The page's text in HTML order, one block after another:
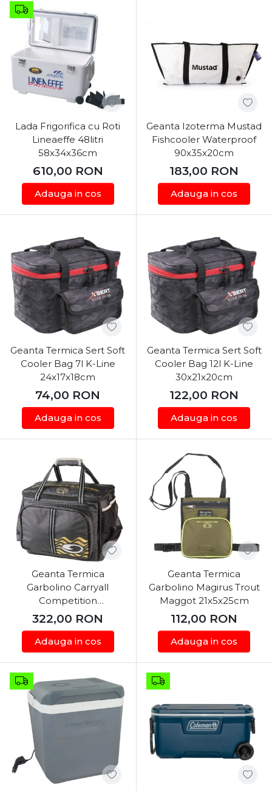
Lada Frigorifica cu Roti
Lineaeffe 48litri
58x34x36cm
610,00 RON
Adauga in cos
Geanta Izoterma Mustad
Fishcooler Waterproof
90x35x20cm
183,00 RON
Adauga in cos
Geanta Termica Sert Soft
Cooler Bag 7l K-Line
24x17x18cm
74,00 RON
Adauga in cos
Geanta Termica Sert Soft
Cooler Bag 12l K-Line
30x21x20cm
122,00 RON
Adauga in cos
Geanta Termica
Garbolino Carryall
Competition
38x25x25cm
322,00 RON
Adauga in cos
Geanta Termica
Garbolino Magirus Trout
Maggot 21x5x25cm
112,00 RON
Adauga in cos